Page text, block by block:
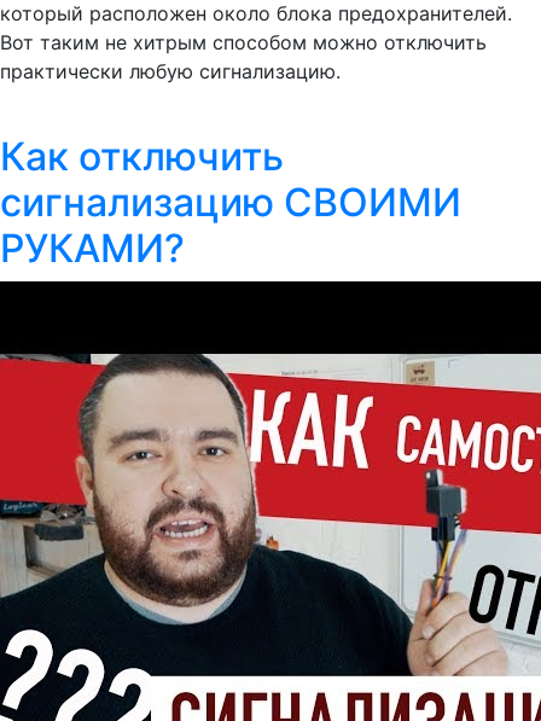
который расположен около блока предохранителей.
Вот таким не хитрым способом можно отключить
практически любую сигнализацию.
Как отключить
сигнализацию СВОИМИ
РУКАМИ?